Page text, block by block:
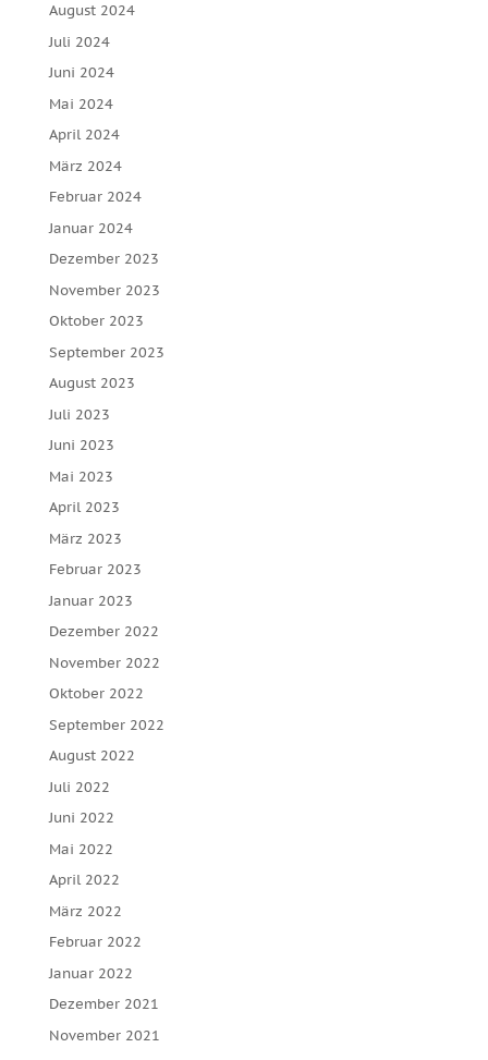
August 2024
Juli 2024
Juni 2024
Mai 2024
April 2024
März 2024
Februar 2024
Januar 2024
Dezember 2023
November 2023
Oktober 2023
September 2023
August 2023
Juli 2023
Juni 2023
Mai 2023
April 2023
März 2023
Februar 2023
Januar 2023
Dezember 2022
November 2022
Oktober 2022
September 2022
August 2022
Juli 2022
Juni 2022
Mai 2022
April 2022
März 2022
Februar 2022
Januar 2022
Dezember 2021
November 2021